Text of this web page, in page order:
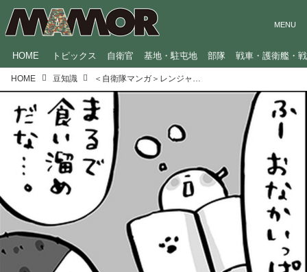
HOME トピックス 自衛官 基地・駐屯地 部隊 戦車・護衛艦・
HOME 豆知識